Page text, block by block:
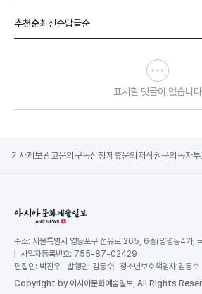
추천순최신순답글순
표시할 댓글이 없습니다
기사제보광고문의 구독신청제휴문의 저작권문의 독자
주소: 서울특별시 영등포구 선유로 265, 6층(양평동4가,
사업자등록번호: 755-87-02429
편집인: 박진우 발행인: 김동수 청소년보호책임자:김동수
Copyright by 아시아문화예술일보, All Rights